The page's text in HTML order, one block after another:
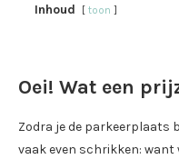
Inhoud toon
Oei! Wat een
Zodra je de parkeerplaats
vaak even schrikken: want